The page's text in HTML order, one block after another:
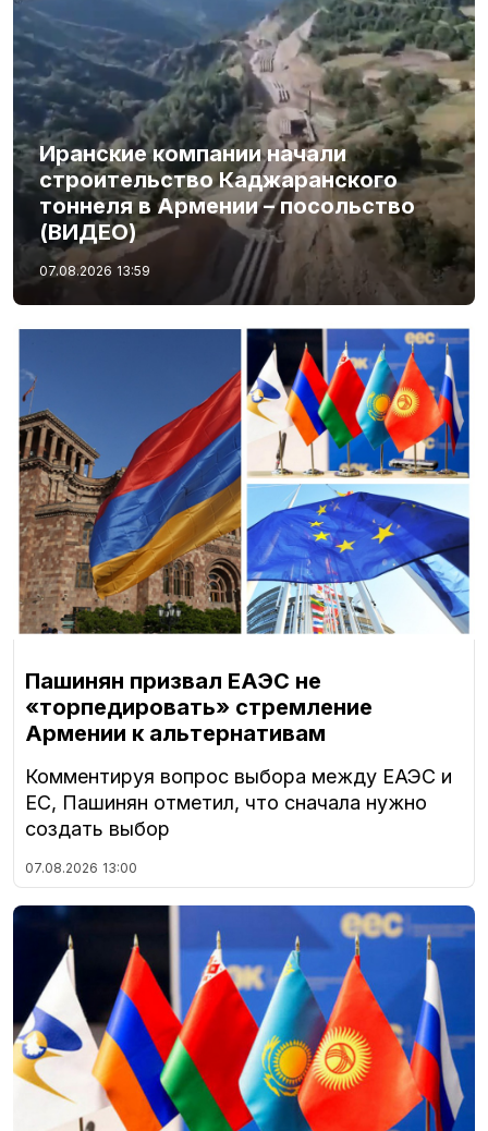
Иранские компании начали
строительство Каджаранского
тоннеля в Армении – посольство
(ВИДЕО)
07.08.2026 13:59
Пашинян призвал ЕАЭС не
«торпедировать» стремление
Армении к альтернативам
Комментируя вопрос выбора между ЕАЭС и
ЕС, Пашинян отметил, что сначала нужно
создать выбор
07.08.2026 13:00